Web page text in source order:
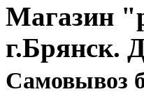
Магазин
г.Брянск.
Cамовывоз